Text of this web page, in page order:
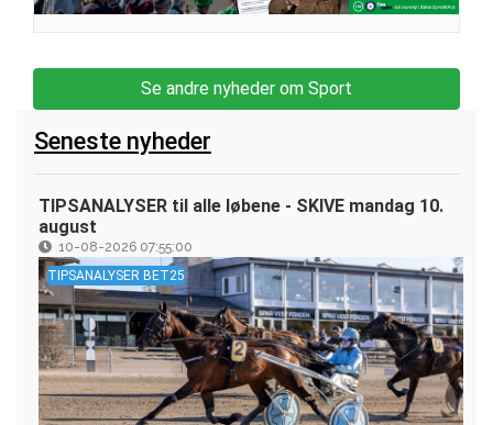
Se andre nyheder om Sport
Seneste nyheder
TIPSANALYSER til alle løbene - SKIVE mandag 10.
august
10-08-2026 07:55:00
TIPSANALYSER BET25